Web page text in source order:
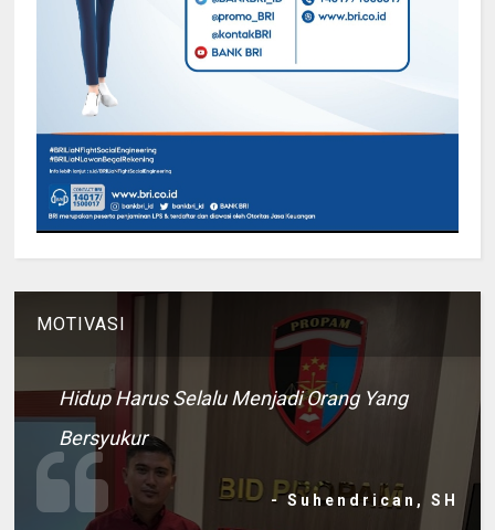
MOTIVASI
Hidup Harus Selalu Menjadi Orang Yang
Bersyukur
- Suhendrican, SH